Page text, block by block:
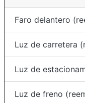
Faro delantero
Luz de carretera
Luz de
Luz de freno